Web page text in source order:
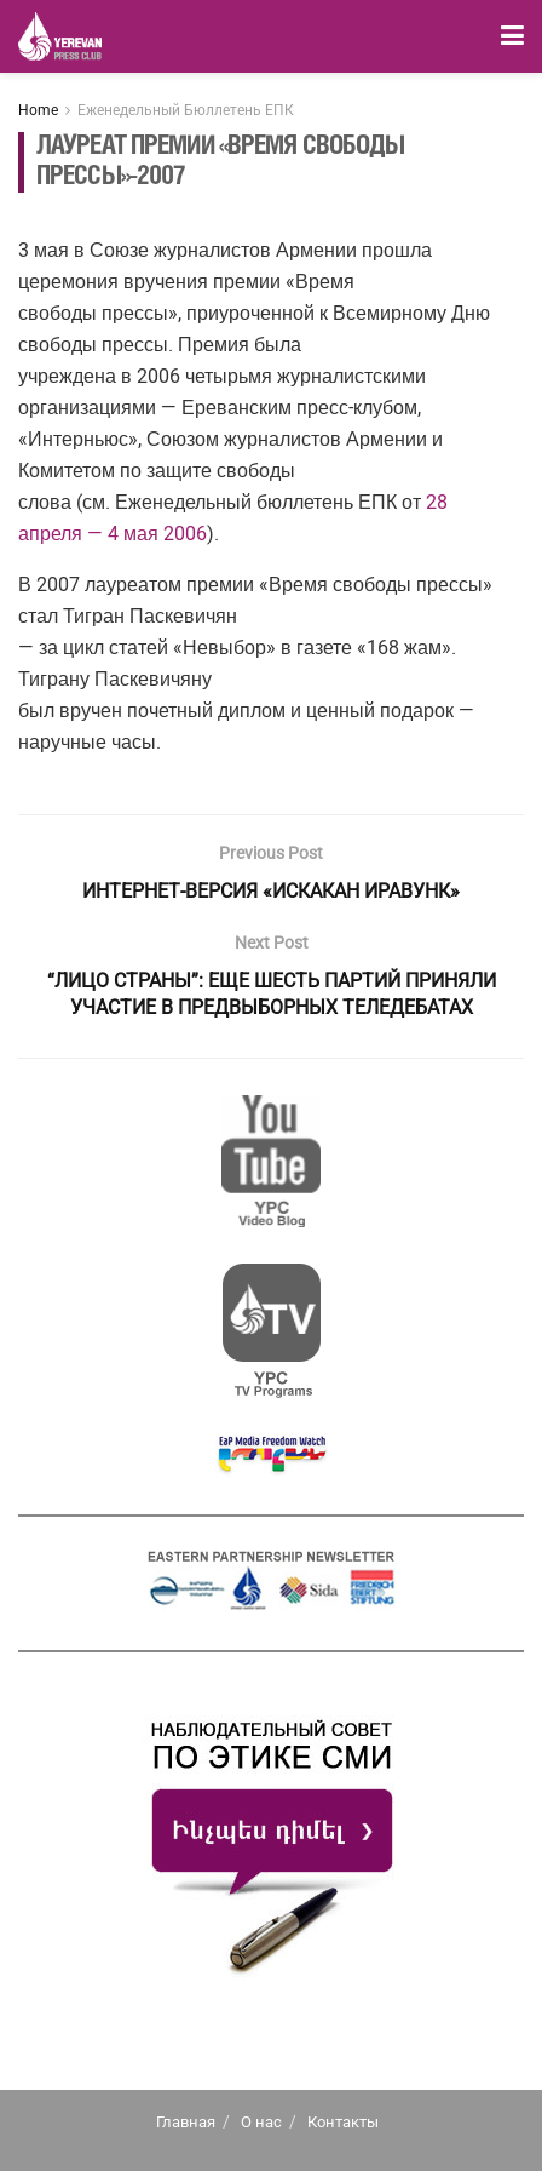
Home Еженедельный Бюллетень ЕПК
ЛАУРЕАТ ПРЕМИИ «ВРЕМЯ СВОБОДЫ
ПРЕССЫ»-2007
3 мая в Союзе журналистов Армении прошла
церемония вручения премии «Время
свободы прессы», приуроченной к Всемирному Дню
свободы прессы. Премия была
учреждена в 2006 четырьмя журналистскими
организациями — Ереванским пресс-клубом,
«Интерньюс», Союзом журналистов Армении и
Комитетом по защите свободы
слова (см. Еженедельный бюллетень ЕПК от 28
апреля — 4 мая 2006).
В 2007 лауреатом премии «Время свободы прессы»
стал Тигран Паскевичян
— за цикл статей «Невыбор» в газете «168 жам».
Тиграну Паскевичяну
был вручен почетный диплом и ценный подарок —
наручные часы.
Previous Post
ИНТЕРНЕТ-ВЕРСИЯ «ИСКАКАН ИРАВУНК»
Next Post
“ЛИЦО СТРАНЫ”: ЕЩЕ ШЕСТЬ ПАРТИЙ ПРИНЯЛИ
УЧАСТИЕ В ПРЕДВЫБОРНЫХ ТЕЛЕДЕБАТАХ
Главная О нас Контакты